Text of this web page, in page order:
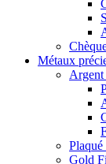
Métaux
Argent
Gold